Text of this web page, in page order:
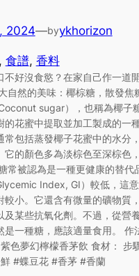
2024—byykhorizon
, 食譜, 香料
不好沒食慾？在家自己作一道
自然的美味：椰棕糖，散發焦
sugar），也稱為椰子
的花蜜中提取並加工製成的一
常包括蒸發椰子花蜜中的水分
它的顏色多為淡棕色至深棕色
常被認為是一種更健康的替代
Index, GI）較低，這
較小。它還含有微量的礦物質，
及某些抗氧化劑。不過，從營
是一種糖，應該適量食用。 作
色夢幻檸檬香茅飲 食材： 步
#蝶豆花 #香茅 #香蘭